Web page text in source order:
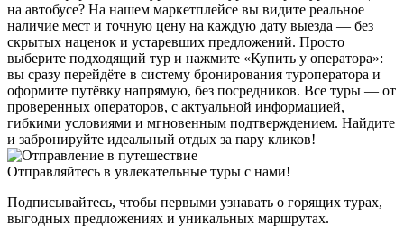
на автобусе? На нашем маркетплейсе вы видите реальное
наличие мест и точную цену на каждую дату выезда — без
скрытых наценок и устаревших предложений. Просто
выберите подходящий тур и нажмите «Купить у оператора»:
вы сразу перейдёте в систему бронирования туроператора и
оформите путёвку напрямую, без посредников. Все туры — от
проверенных операторов, с актуальной информацией,
гибкими условиями и мгновенным подтверждением. Найдите
и забронируйте идеальный отдых за пару кликов!
Отправляйтесь в увлекательные туры с нами!
Подписывайтесь, чтобы первыми узнавать о горящих турах,
выгодных предложениях и уникальных маршрутах.